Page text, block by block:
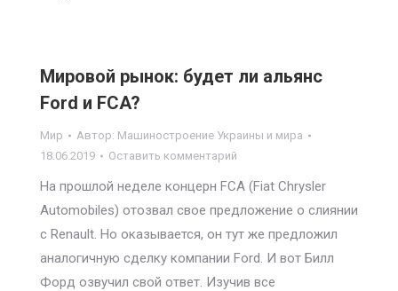
Мировой рынок: будет ли альянс
Ford и FCA?
Мир Автор: Машиностроение Украины и мира
18.06.2019
Оставить комментарий
На прошлой неделе концерн FCA (Fiat Chrysler
Automobiles) отозвал свое предложение о слиянии
с Renault. Но оказывается, он тут же предложил
аналогичную сделку компании Ford. И вот Билл
Форд озвучил свой ответ. Изучив все